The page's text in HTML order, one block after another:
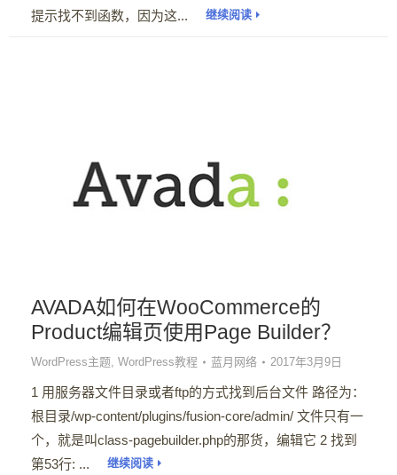
提示找不到函数，因为这...
继续阅读
AVADA如何在WooCommerce的
Product编辑页使用Page Builder？
WordPress主题, WordPress教程 蓝月网络 2017年3月9日
1 用服务器文件目录或者ftp的方式找到后台文件 路径为：
根目录/wp-content/plugins/fusion-core/admin/ 文件只有一
个，就是叫class-pagebuilder.php的那货，编辑它 2 找到
第53行: ...
继续阅读